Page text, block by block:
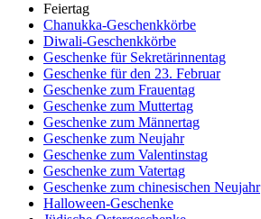
Feiertag
Chanukka-Geschenkkörbe
Diwali-Geschenkkörbe
Geschenke für Sekretärinnentag
Geschenke für den 23. Februar
Geschenke zum Frauentag
Geschenke zum Muttertag
Geschenke zum Männertag
Geschenke zum Neujahr
Geschenke zum Valentinstag
Geschenke zum Vatertag
Geschenke zum chinesischen Neujahr
Halloween-Geschenke